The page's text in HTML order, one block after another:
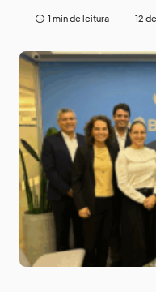
1 min de leitura 12